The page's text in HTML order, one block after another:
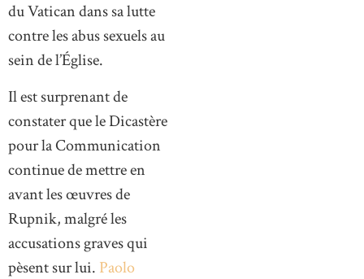
du Vatican dans sa lutte
contre les abus sexuels au
sein de l’Église.
Il est surprenant de
constater que le Dicastère
pour la Communication
continue de mettre en
avant les œuvres de
Rupnik, malgré les
accusations graves qui
pèsent sur lui. Paolo